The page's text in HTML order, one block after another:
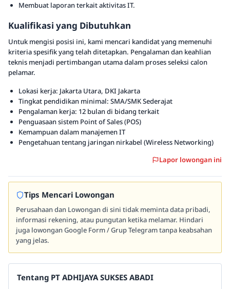
Membuat laporan terkait aktivitas IT.
Kualifikasi yang Dibutuhkan
Untuk mengisi posisi ini, kami mencari kandidat yang memenuhi
kriteria spesifik yang telah ditetapkan. Pengalaman dan keahlian
teknis menjadi pertimbangan utama dalam proses seleksi calon
pelamar.
Lokasi kerja: Jakarta Utara, DKI Jakarta
Tingkat pendidikan minimal: SMA/SMK Sederajat
Pengalaman kerja: 12 bulan di bidang terkait
Penguasaan sistem Point of Sales (POS)
Kemampuan dalam manajemen IT
Pengetahuan tentang jaringan nirkabel (Wireless Networking)
Lapor lowongan ini
Tips Mencari Lowongan
Perusahaan dan Lowongan di sini tidak meminta data pribadi,
informasi rekening, atau pungutan ketika melamar. Hindari
juga lowongan Google Form / Grup Telegram tanpa keabsahan
yang jelas.
Tentang PT ADHIJAYA SUKSES ABADI